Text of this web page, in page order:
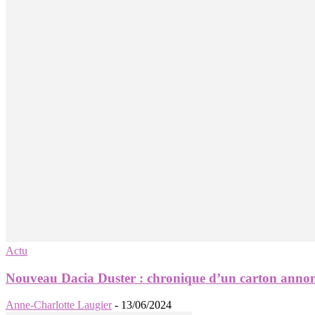
Actu
Nouveau Dacia Duster : chronique d’un carton
Anne-Charlotte Laugier - 13/06/2024